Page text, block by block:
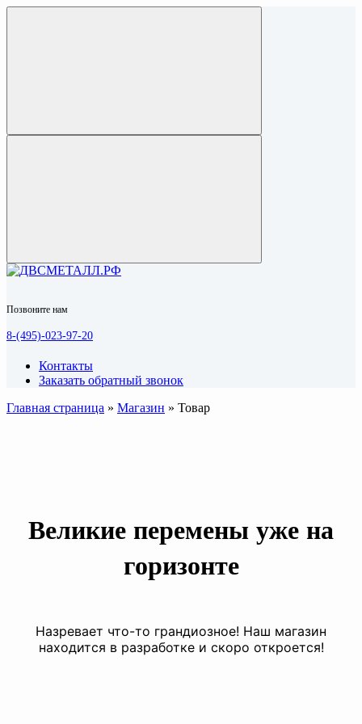
Позвоните нам
8-(495)-023-97-20
Контакты
Заказать обратный звонок
Главная страница » Магазин » Товар
Великие перемены уже на
горизонте
Назревает что-то грандиозное! Наш магазин
находится в разработке и скоро откроется!